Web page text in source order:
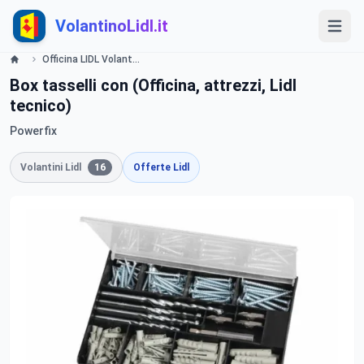
VolantinoLidl.it
Officina LIDL Volantino Offerte e Promozioni - Offerte valide dal 13 agosto 2015 Lidl
Box tasselli con (Officina, attrezzi, Lidl
tecnico)
Powerfix
Volantini Lidl 16 Offerte Lidl